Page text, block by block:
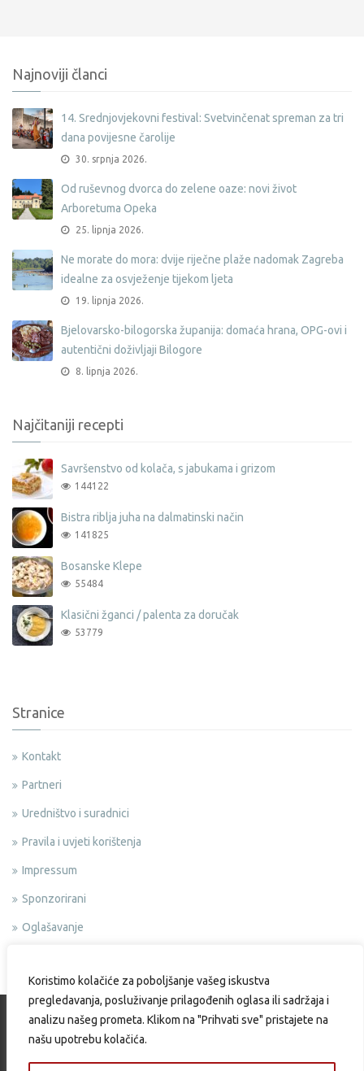
Koristimo kolačiće za poboljšanje vašeg iskustva
pregledavanja, posluživanje prilagođenih oglasa ili sadržaja i
analizu našeg prometa. Klikom na "Prihvati sve" pristajete na
našu upotrebu kolačića.
Najnoviji članci
14. Srednjovjekovni festival: Svetvinčenat spreman za tri
dana povijesne čarolije
30. srpnja 2026.
Od ruševnog dvorca do zelene oaze: novi život
Arboretuma Opeka
25. lipnja 2026.
Ne morate do mora: dvije riječne plaže nadomak Zagreba
idealne za osvježenje tijekom ljeta
19. lipnja 2026.
Bjelovarsko-bilogorska županija: domaća hrana, OPG-ovi i
autentični doživljaji Bilogore
8. lipnja 2026.
Najčitaniji recepti
Savršenstvo od kolača, s jabukama i grizom
144122
Bistra riblja juha na dalmatinski način
141825
Bosanske Klepe
55484
Klasični žganci / palenta za doručak
53779
Stranice
Kontakt
Partneri
Uredništvo i suradnici
Pravila i uvjeti korištenja
Impressum
Sponzorirani
Oglašavanje
Copyright © 2015 Okusi.eu | Web design & Development by: